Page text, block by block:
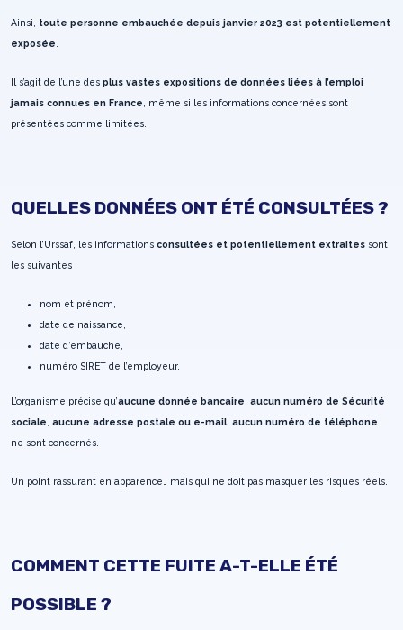
Ainsi, toute personne embauchée depuis janvier 2023 est potentiellement
exposée
Il s’agit de l’une des plus vastes expositions de données liées à l’emploi
jamais connues en France , même si les informations concernées sont
présentées comme limitées.
QUELLES DONNÉES ONT ÉTÉ CONSULTÉES ?
Selon l’Urssaf, les informations consultées et potentiellement extraites sont
les suivantes :
nom et prénom,
date de naissance,
date d’embauche,
numéro SIRET de l’employeur.
L’organisme précise qu’aucune donnée bancaire aucun numéro de Sécurité
sociale aucune adresse postale ou e-mail, aucun numéro de téléphone
ne sont concernés.
Un point rassurant en apparence… mais qui ne doit pas masquer les risques réels.
COMMENT CETTE FUITE A-T-ELLE ÉTÉ
POSSIBLE ?